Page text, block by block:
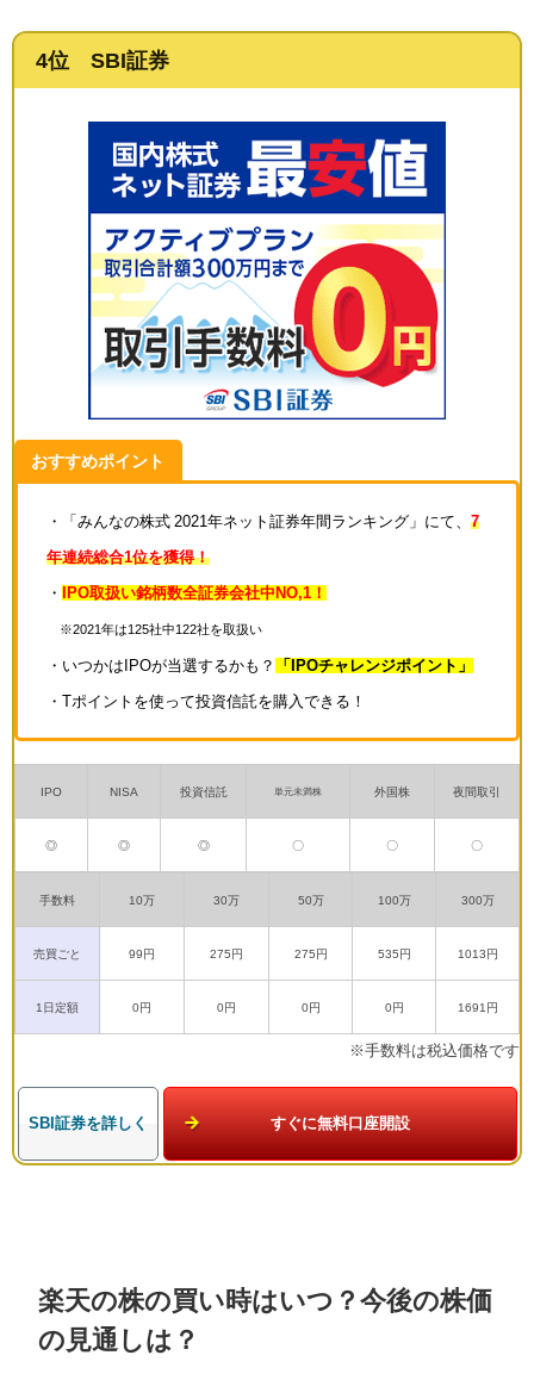
4位 SBI証券
おすすめポイント
・「みんなの株式 2021年ネット証券年間ランキング」にて、 7
年連続総合1位を獲得！
・ IPO取扱い銘柄数全証券会社中NO,1！
※2021年は125社中122社を取扱い
・いつかはIPOが当選するかも？ 「IPOチャレンジポイント」
・Tポイントを使って投資信託を購入できる！
IPO NISA 投資信託 単元未満株 外国株 夜間取引
◎ ◎ ◎ 〇 〇 〇
手数料 10万 30万 50万 100万 300万
売買ごと 99円 275円 275円 535円 1013円
1日定額 0円 0円 0円 0円 1691円
※手数料は税込価格です
SBI証券を詳しく すぐに無料口座開設
楽天の株の買い時はいつ？今後の株価
の見通しは？